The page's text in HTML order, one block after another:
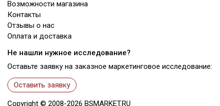
Возможности магазина
Контакты
Отзывы о нас
Оплата и доставка
Не нашли нужное исследование?
Оставьте заявку на заказное маркетинговое исследование:
Оставить заявку
Copyright © 2008-2026 BSMARKET.RU